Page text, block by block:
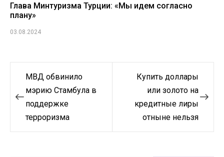
Глава Минтуризма Турции: «Мы идем согласно
плану»
03.08.2024
Навигация
по
записям
МВД обвинило
мэрию Стамбула в
поддержке
терроризма
Купить доллары
или золото на
кредитные лиры
отныне нельзя